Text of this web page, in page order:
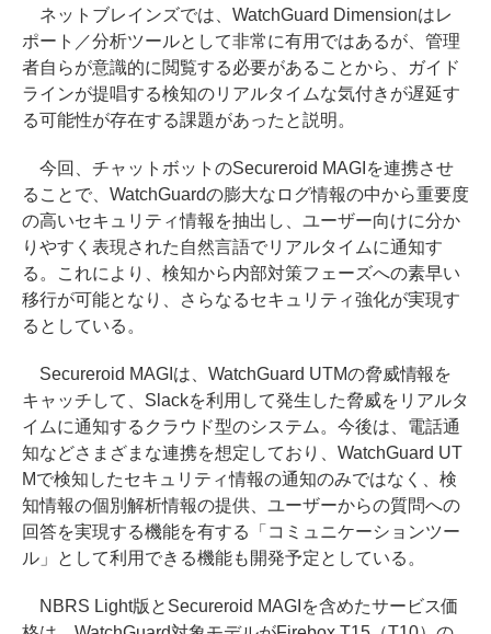
ネットブレインズでは、WatchGuard Dimensionはレ
ポート／分析ツールとして非常に有用ではあるが、管理
者自らが意識的に閲覧する必要があることから、ガイド
ラインが提唱する検知のリアルタイムな気付きが遅延す
る可能性が存在する課題があったと説明。
今回、チャットボットのSecureroid MAGIを連携させ
ることで、WatchGuardの膨大なログ情報の中から重要度
の高いセキュリティ情報を抽出し、ユーザー向けに分か
りやすく表現された自然言語でリアルタイムに通知す
る。これにより、検知から内部対策フェーズへの素早い
移行が可能となり、さらなるセキュリティ強化が実現す
るとしている。
Secureroid MAGIは、WatchGuard UTMの脅威情報を
キャッチして、Slackを利用して発生した脅威をリアルタ
イムに通知するクラウド型のシステム。今後は、電話通
知などさまざまな連携を想定しており、WatchGuard UT
Mで検知したセキュリティ情報の通知のみではなく、検
知情報の個別解析情報の提供、ユーザーからの質問への
回答を実現する機能を有する「コミュニケーションツー
ル」として利用できる機能も開発予定としている。
NBRS Light版とSecureroid MAGIを含めたサービス価